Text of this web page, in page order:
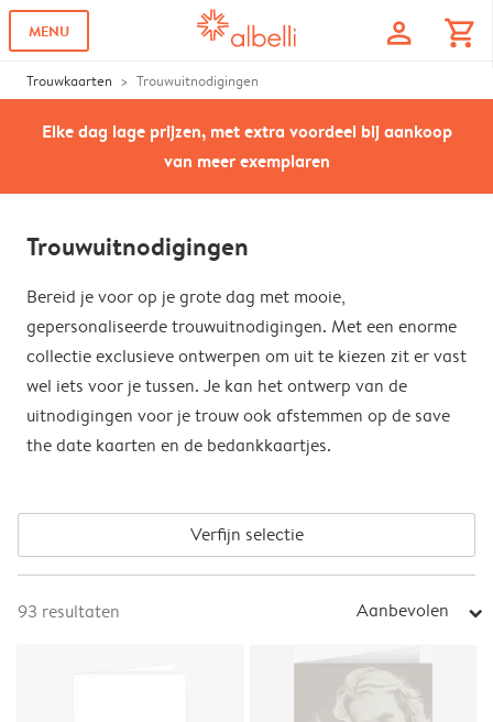
MENU profile shopping_cart
Trouwkaarten Trouwuitnodigingen
Elke dag lage prijzen, met extra voordeel bij aankoop
van meer exemplaren
Trouwuitnodigingen
Bereid je voor op je grote dag met mooie,
gepersonaliseerde trouwuitnodigingen. Met een enorme
collectie exclusieve ontwerpen om uit te kiezen zit er vast
wel iets voor je tussen. Je kan het ontwerp van de
uitnodigingen voor je trouw ook afstemmen op de save
the date kaarten en de bedankkaartjes.
Verfijn selectie
93 resultaten Aanbevolen arrow_right